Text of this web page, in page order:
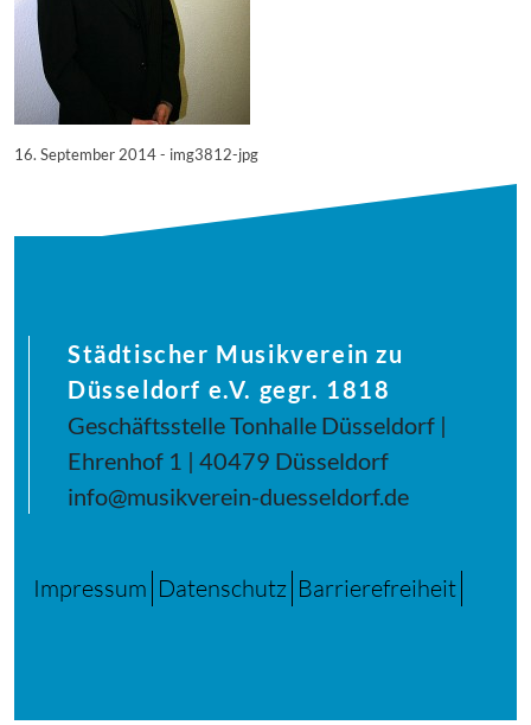
16. September 2014 - img3812-jpg
Städtischer Musikverein zu
Düsseldorf e.V. gegr. 1818
Geschäftsstelle Tonhalle Düsseldorf |
Ehrenhof 1 | 40479 Düsseldorf
info@musikverein-duesseldorf.de
Impressum Datenschutz Barrierefreiheit